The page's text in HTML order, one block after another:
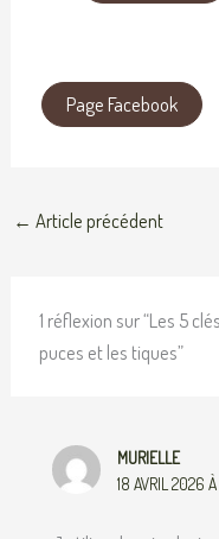
Page Facebook
← Article précédent
1 réflexion sur “Les 5
puces et les tiques”
MURIELLE
18 AVRIL 2026 À